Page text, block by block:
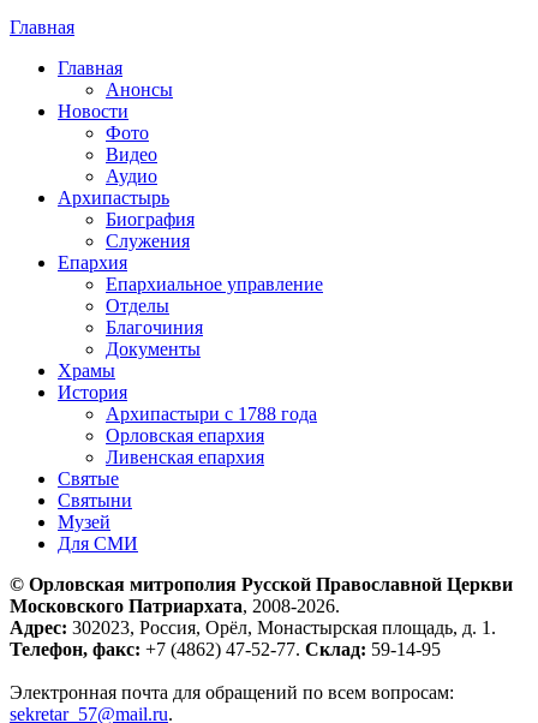
Вы здесь
Главная
Главная
Анонсы
Новости
Фото
Видео
Аудио
Архипастырь
Биография
Служения
Епархия
Епархиальное управление
Отделы
Благочиния
Документы
Храмы
История
Архипастыри с 1788 года
Орловская епархия
Ливенская епархия
Святые
Святыни
Музей
Для СМИ
© Орловская митрополия Русской Православной Церкви
Московского Патриархата, 2008-2026.
Адрес: 302023, Россия, Орёл, Монастырская площадь, д. 1.
Телефон, факс: +7 (4862) 47-52-77. Склад: 59-14-95
Электронная почта для обращений по всем вопросам:
sekretar_57@mail.ru.